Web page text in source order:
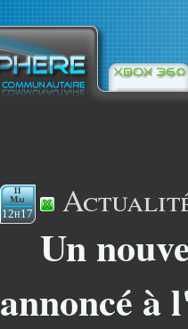
11
Mai
12h17
Un
annoncé à